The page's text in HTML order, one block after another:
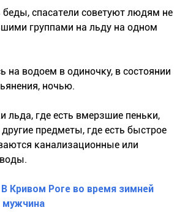
спасатели советуют людям не
группами на льду на одном
на водоем в одиночку, в состоянии
ночью.
льда, где есть вмерзшие пеньки,
предметы, где есть быстрое
канализационные или
В Кривом Роге во время зимней
мужчина